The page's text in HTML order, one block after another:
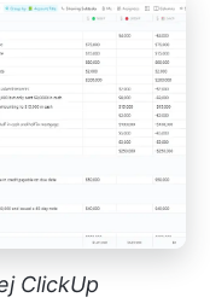
ClickUp